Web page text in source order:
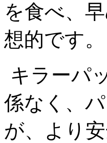
を食べ、
想的です。
キラーパ
係なく、
が、より安